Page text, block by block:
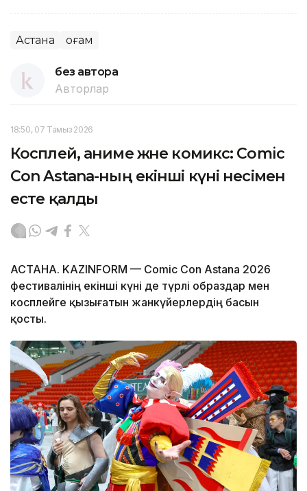
Астана Қоғам
без автора
Авторлар
18:50, 07 Тамыз 2026
Косплей, аниме және комикс: Comic
Con Astana-ның екінші күні несімен
есте қалды
АСТАНА. KAZINFORM — Comic Con Astana 2026
фестивалінің екінші күні де түрлі образдар мен
косплейге қызығатын жанкүйерлердің басын
қосты.